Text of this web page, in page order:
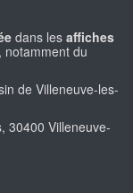
dans les affiches
, notamment du
de Villeneuve-les-
30400 Villeneuve-